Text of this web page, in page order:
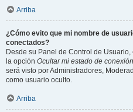
Arriba
¿Cómo evito que mi nombre de
conectados?
Desde su Panel de Control de
la opción Ocultar mi estado de
será visto por Administradores,
como usuario oculto.
Arriba